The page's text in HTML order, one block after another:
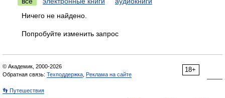
Ничего не найдено.
Попробуйте изменить запрос
18+
© Академик, 2000-2026
Обратная связь: Техподдержка Реклама на сайте
👣 Путешествия